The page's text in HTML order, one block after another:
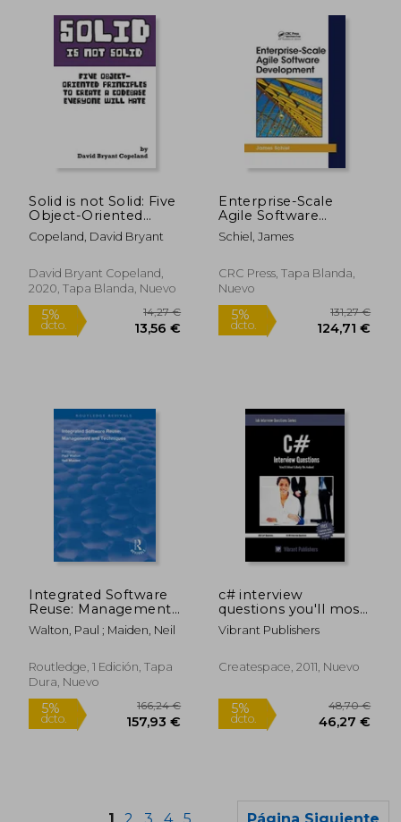
41,84 €
5%
5%
dcto. 99,09 € dcto.
Solid is not Solid: Five
Object-Oriented
Principles to Create a
Codebase Everyone
Copeland, David Bryant
David Bryant Copeland,
2020, Tapa Blanda, Nuevo
Enterprise-Scale
Agile Software
Development (en
Inglés)
Schiel, James
CRC Press, Tapa Blanda,
Nuevo
Integrated Software
Reuse: Management
and Techniques (en
Inglés)
Walton, Paul ; Maiden, Neil
Routledge, 1 Edición, Tapa
Dura, Nuevo
c# interview
questions you'll most
likely be asked (en
Inglés)
Vibrant Publishers
Createspace, 2011, Nuevo
1 2 3 4 5 Página Siguiente